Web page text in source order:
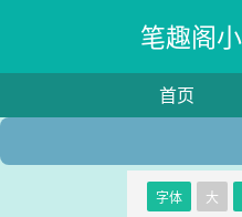
笔趣阁
首页
字体 大